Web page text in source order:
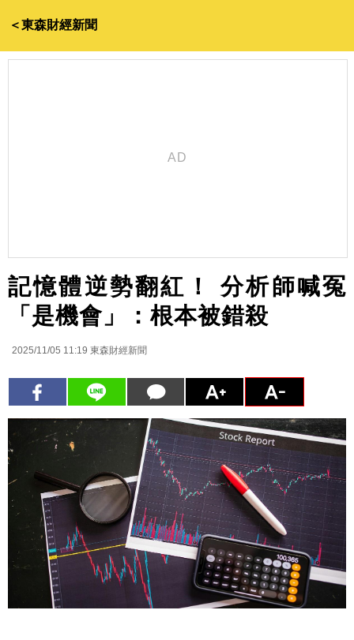
＜東森財經新聞
記憶體逆勢翻紅！ 分析師喊冤
「是機會」：根本被錯殺
2025/11/05 11:19 東森財經新聞